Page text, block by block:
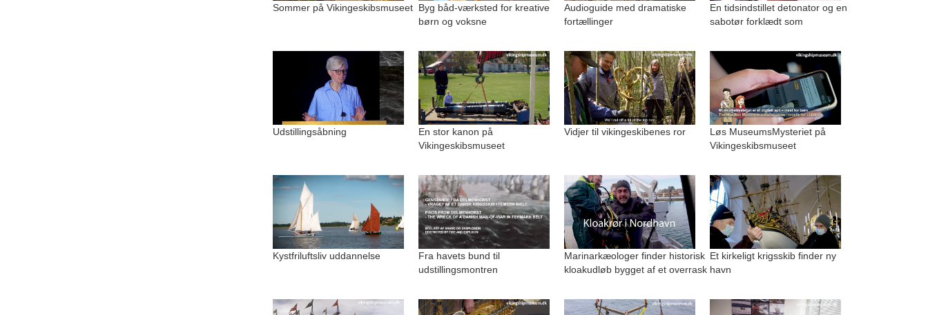
Sommer på Vikingeskibsmuseet Byg båd-værksted for kreative
børn og voksne
Audioguide med dramatiske
fortællinger
En tidsindstillet detonator og en
sabotør forklædt som
Udstillingsåbning
En stor kanon på
Vikingeskibsmuseet
Vidjer til vikingeskibenes ror
Løs MuseumsMysteriet på
Vikingeskibsmuseet
Kystfriluftsliv uddannelse
Fra havets bund til
udstillingsmontren
Marinarkæologer finder historisk
kloakudløb bygget af et overrask
Et kirkeligt krigsskib finder ny
havn